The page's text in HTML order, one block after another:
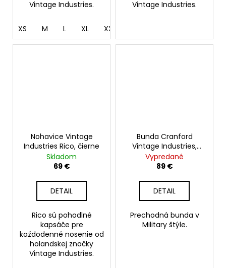
Vintage Industries.
XS M L XL XXXL
Vintage Industries.
Nohavice Vintage
Industries Rico, čierne
Skladom
69 €
DETAIL
Rico sú pohodlné
kapsáče pre
každodenné nosenie od
holandskej značky
Vintage Industries.
Bunda Cranford
Vintage Industries,
olive sage
Vypredané
89 €
DETAIL
Prechodná bunda v
Military štýle.